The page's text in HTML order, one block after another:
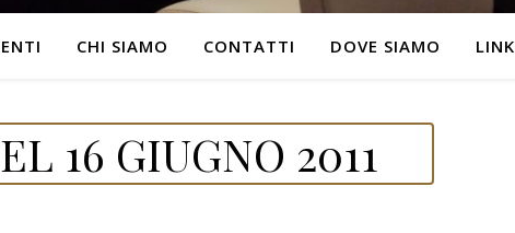
CHI SIAMO CONTATTI DOVE SIAMO LINK
16 GIUGNO 2011